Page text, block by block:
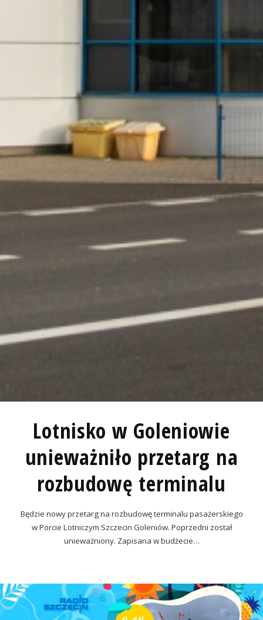
Lotnisko w Goleniowie
unieważniło przetarg na
rozbudowę terminalu
Będzie nowy przetarg na rozbudowę terminalu pasażerskiego
w Porcie Lotniczym Szczecin Goleniów. Poprzedni został
unieważniony. Zapisana w budżecie…